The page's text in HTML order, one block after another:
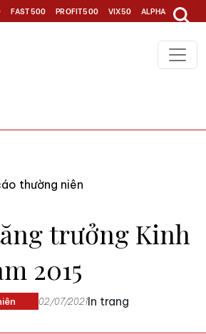
FAST500 PROFIT500 VIX50 ALPHA30
thường niên
trưởng Kinh
2015
02/07/2021In trang